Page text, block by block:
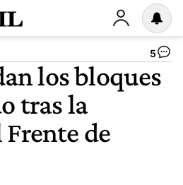
5
los bloques
tras la
de